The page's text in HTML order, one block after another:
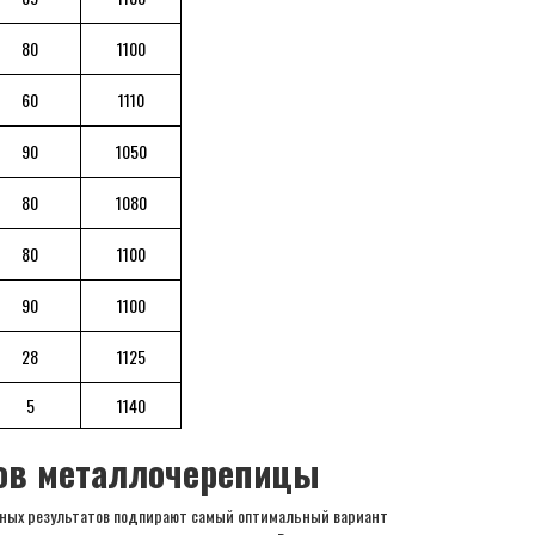
80 1100
60 1110
90 1050
80 1080
80 1100
90 1100
28
1125
5 1140
металлочерепицы
результатов подпирают самый оптимальный вариант
Нахлест по
ширине, мм
Полезная шир, мм
90
1100
80
1100
80
1100
85
1100
60
1110